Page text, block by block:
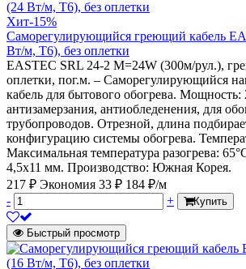
Хит-15%
Саморегулирующийся греющий кабель
Вт/м, Т6), без оплетки
EASTEC SRL 24-2 M=24W (300м/рул.),
оплетки, пог.м. – Саморегулирующийся
кабель для бытового обогрева.
антизамерзания, антиобледенения, для
трубопроводов. Отрезной, длина
конфигурацию системы обогрева.
Максимальная температура разогрева:
4,5х11 мм. Производство: Южная Корея.
217 ₽ Экономия 33 ₽ 184 ₽/м
-
+ Купить
Быстрый просмотр